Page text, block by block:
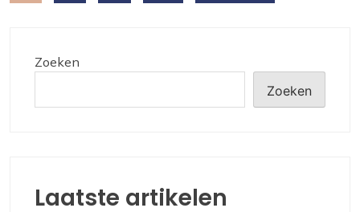
Zoeken
Zoeken
Laatste artikelen